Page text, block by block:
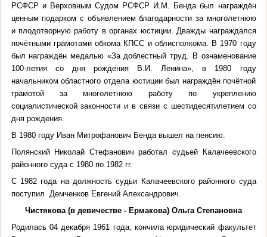
РСФСР и Верховным Судом РСФСР И.М. Бенда был награждён
ценным подарком с объявлением благодарности за многолетнюю
и плодотворную работу в органах юстиции. Дважды награждался
почётными грамотами обкома КПСС и облисполкома. В 1970 году
был награждён медалью «За доблестный труд. В ознаменование
100-летия со дня рождения В.И. Ленина», в 1980 году
начальником областного отдела юстиции был награждён почётной
грамотой за многолетнюю работу по укреплению
социалистической законности и в связи с шестидесятилетием со
дня рождения.
В 1980 году Иван Митрофанович Бенда вышел на пенсию.
Полянский Николай Стефанович работал судьей Калачеевского
районного суда с 1980 по 1982 гг.
С 1982 года на должность судьи Калачеевского районного суда
поступил Демченков Евгений Александрович.
Чистякова (в девичестве - Ермакова) Ольга Степановна
Родилась 04 декабря 1961 года, кончила юридический факультет